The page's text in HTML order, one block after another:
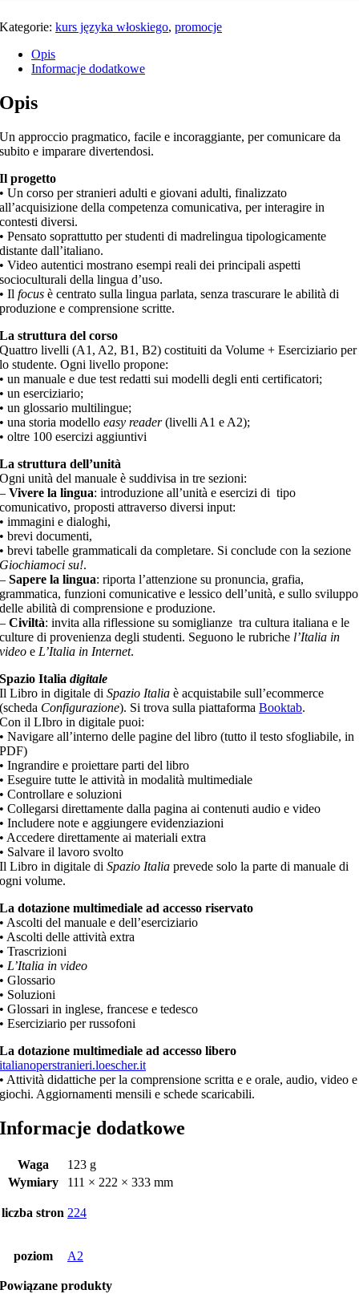
Kategorie:kurs języka włoskiego,promocje
Opis
Informacje dodatkowe
Opis
Un approccio pragmatico, facile e incoraggiante, per comunicare da
subito e imparare divertendosi.
Il progetto
• Un corso per stranieri adulti e giovani adulti, finalizzato
all’acquisizione della competenza comunicativa, per interagire in
contesti diversi.
• Pensato soprattutto per studenti di madrelingua tipologicamente
distante dall’italiano.
• Video autentici mostrano esempi reali dei principali aspetti
socioculturali della lingua d’uso.
• Ilfocusè centrato sulla lingua parlata, senza trascurare le abilità di
produzione e comprensione scritte.
La struttura del corso
Quattro livelli (A1, A2, B1, B2) costituiti da Volume + Eserciziario per
lo studente. Ogni livello propone:
• un manuale e due test redatti sui modelli degli enti certificatori;
• un eserciziario;
• un glossario multilingue;
• una storia modelloeasy reader(livelli A1 e A2);
• oltre 100 esercizi aggiuntivi
La struttura dell’unità
Ogni unità del manuale è suddivisa in tre sezioni:
–Vivere la lingua: introduzione all’unità e esercizi di tipo
comunicativo, proposti attraverso diversi input:
• immagini e dialoghi,
• brevi documenti,
• brevi tabelle grammaticali da completare. Si conclude con la sezione
Giochiamoci su!.
–Sapere la lingua: riporta l’attenzione su pronuncia, grafia,
grammatica, funzioni comunicative e lessico dell’unità, e sullo sviluppo
delle abilità di comprensione e produzione.
–Civiltà: invita alla riflessione su somiglianze tra cultura italiana e le
culture di provenienza degli studenti. Seguono le rubriche l’Italia in
video e L’Italia in Internet.
Spazio Italiadigitale
Il Libro in digitale diSpazio Italia è acquistabile sull’ecommerce
(scheda Configurazione). Si trova sulla piattaformaBooktab.
Con il LIbro in digitale puoi:
• Navigare all’interno delle pagine del libro (tutto il testo sfogliabile, in
PDF)
• Ingrandire e proiettare parti del libro
• Eseguire tutte le attività in modalità multimediale
• Controllare e soluzioni
• Collegarsi direttamente dalla pagina ai contenuti audio e video
• Includere note e aggiungere evidenziazioni
• Accedere direttamente ai materiali extra
• Salvare il lavoro svolto
Il Libro in digitale diSpazio Italiaprevede solo la parte di manuale di
ogni volume.
La dotazione multimediale ad accesso riservato
• Ascolti del manuale e dell’eserciziario
• Ascolti delle attività extra
• Trascrizioni
• L’Italia in video
• Glossario
• Soluzioni
• Glossari in inglese, francese e tedesco
• Eserciziario per russofoni
La dotazione multimediale ad accesso libero
italianoperstranieri.loescher.it
• Attività didattiche per la comprensione scritta e e orale, audio, video e
giochi. Aggiornamenti mensili e schede scaricabili.
Informacje dodatkowe
Waga
123 g
Wymiary
111 × 222 × 333 mm
liczba stron 224
poziom A2
Powiązane produkty